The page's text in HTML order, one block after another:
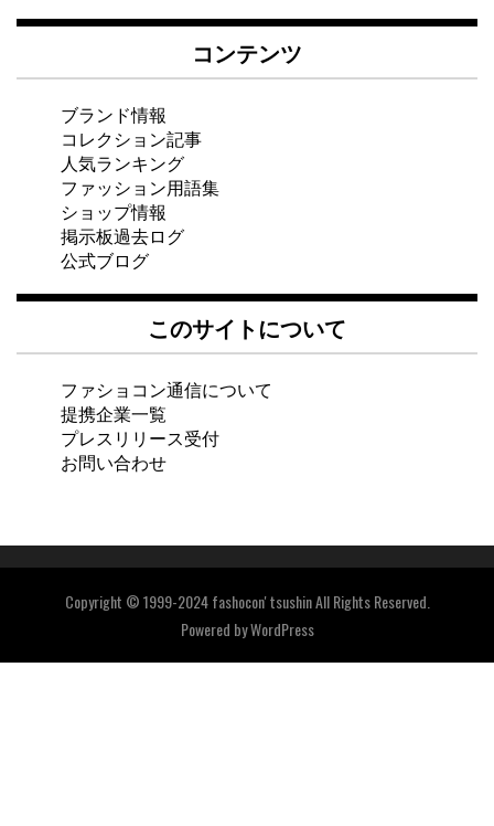
コンテンツ
ブランド情報
コレクション記事
人気ランキング
ファッション用語集
ショップ情報
掲示板過去ログ
公式ブログ
このサイトについて
ファショコン通信について
提携企業一覧
プレスリリース受付
お問い合わせ
Copyright © 1999-2024 fashocon' tsushin All Rights Reserved.
Powered byWordPress